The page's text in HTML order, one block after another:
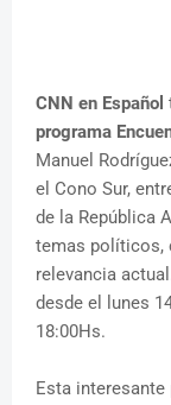
CNN en Español
programa
Manuel
el Cono Sur,
de la República
temas políticos,
relevancia
desde el lunes
18:00Hs.
Esta interesante